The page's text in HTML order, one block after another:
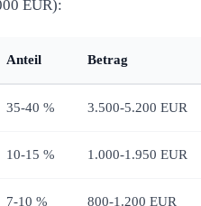
EUR):
Anteil Betrag
35-40 % 3.500-5.200 EUR
10-15 % 1.000-1.950 EUR
7-10 % 800-1.200 EUR